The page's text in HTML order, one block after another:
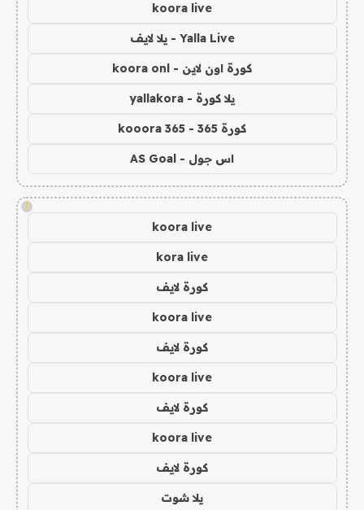
koora live
Yalla Live - يلا لايف
كورة اون لاين - koora onl
يلا كورة - yallakora
كورة 365 - kooora 365
اس جول - AS Goal
!
koora live
kora live
كورة لايف
koora live
كورة لايف
koora live
كورة لايف
koora live
كورة لايف
يلا شوت